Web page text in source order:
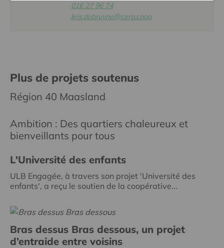
016 27 96 74
kris.debruyne@cera.coop
Plus de projets soutenus
Région 40 Maasland
Ambition : Des quartiers chaleureux et
bienveillants pour tous
L'Université des enfants
ULB Engagée, à travers son projet 'Université des
enfants', a reçu le soutien de la coopérative...
Bras dessus Bras dessous, un projet
d’entraide entre voisins